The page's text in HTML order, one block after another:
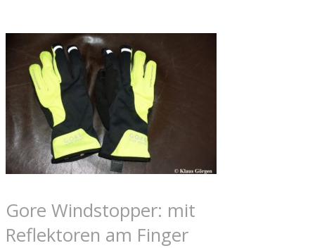
Gore Windstopper: mit
Reflektoren am Finger